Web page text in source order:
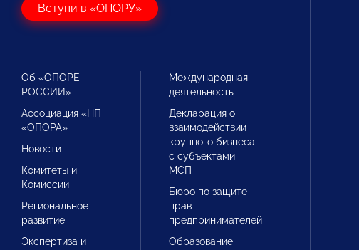
Вступи в «ОПОРУ»
Об «ОПОРЕ
РОССИИ»
Ассоциация «НП
«ОПОРА»
Новости
Комитеты и
Комиссии
Региональное
развитие
Экспертиза и
Международная
деятельность
Декларация о
взаимодействии
крупного бизнеса
с субъектами
МСП
Бюро по защите
прав
предпринимателей
Образование